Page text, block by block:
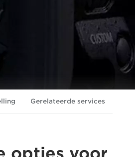
Gerelateerde services